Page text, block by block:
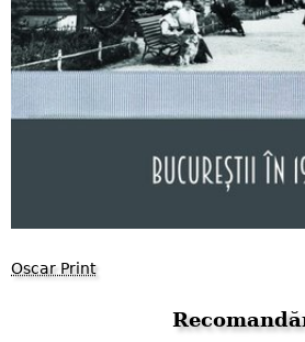
Oscar Print